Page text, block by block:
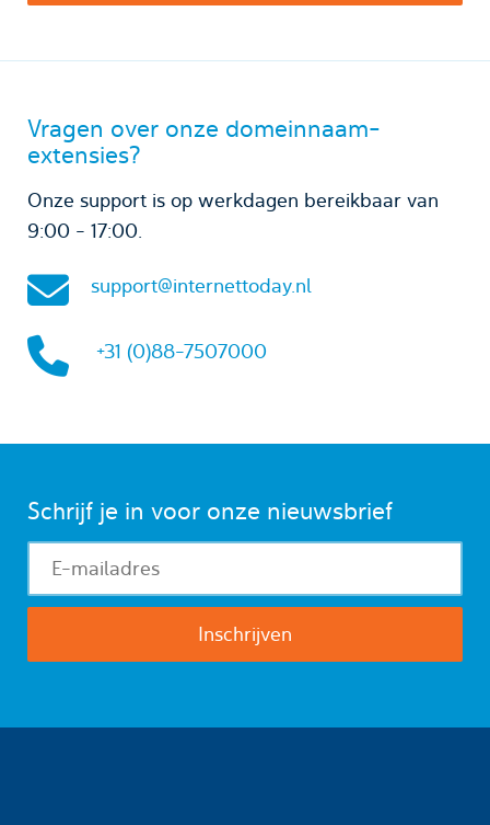
Vragen over onze domeinnaam-
extensies?
Onze support is op werkdagen bereikbaar van
9:00 - 17:00.
support@internettoday.nl
+31 (0)88-7507000
Schrijf je in voor onze nieuwsbrief